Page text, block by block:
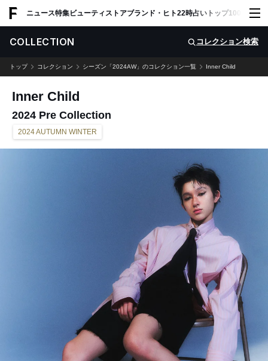
ニュース特集ビューティ ストアブランド・ヒト22時占い トップ100 スナッ
COLLECTION コレクション検索
トップ コレクション シーズン「2024AW」のコレクション一覧 Inner Child
Inner Child
2024 Pre Collection
2024 AUTUMN WINTER